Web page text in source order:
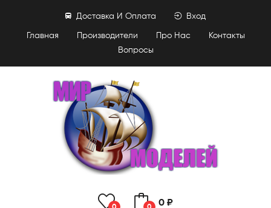
Главная Производители Про Нас
Контакты
Вопросы
Доставка И Оплата Вход
0 ₽